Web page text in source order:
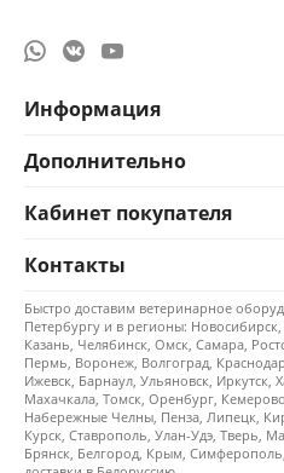
Информация
Дополнительно
Кабинет покупателя
Контакты
Быстро доставим ветеринарное
Петербургу и в регионы:
Казань, Челябинск, Омск, Самара,
Пермь, Воронеж, Волгоград,
Ижевск, Барнаул, Ульяновск, Иркутск,
Махачкала, Томск, Оренбург,
Набережные Челны, Пенза, Липецк,
Курск, Ставрополь, Улан-Удэ, Тверь,
Брянск, Белгород, Крым,